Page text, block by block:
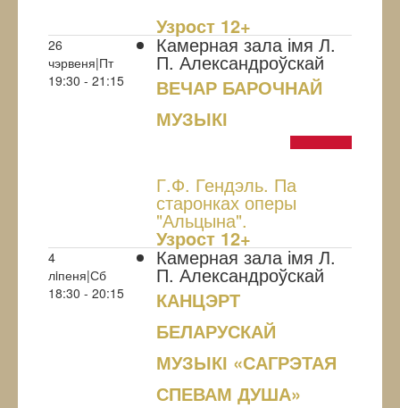
Узрoст 12+
26
чэрвеня|Пт
19:30 - 21:15
Камерная зала імя Л.
П. Александроўскай
ВЕЧАР БАРОЧНАЙ
МУЗЫКІ
Г.Ф. Гендэль. Па
старонках оперы
"Альцына".
Узрoст 12+
4
лiпеня|Сб
18:30 - 20:15
Камерная зала імя Л.
П. Александроўскай
КАНЦЭРТ
БЕЛАРУСКАЙ
МУЗЫКІ «САГРЭТАЯ
СПЕВАМ ДУША»